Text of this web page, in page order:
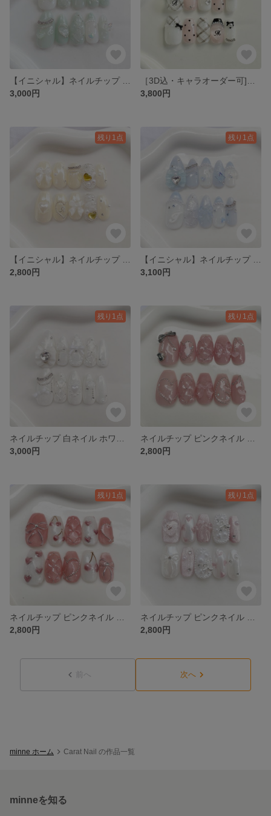
3,000円
3,800円
残り1点
2,800円
残り1点
3,100円
残り1点
3,000円
残り1点
2,800円
残り1点
2,800円
残り1点
2,800円
前へ 次へ
minne ホーム Carat Nail の作品一覧
minneを知る